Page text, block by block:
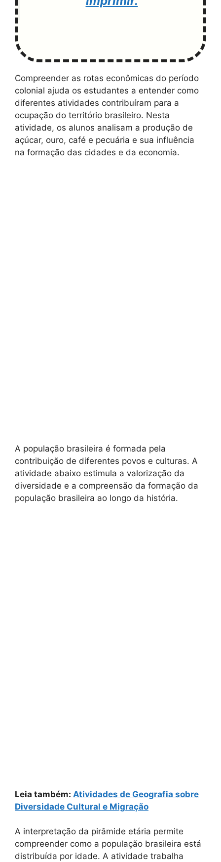
Compreender as rotas econômicas do período
colonial ajuda os estudantes a entender como
diferentes atividades contribuíram para a
ocupação do território brasileiro. Nesta
atividade, os alunos analisam a produção de
açúcar, ouro, café e pecuária e sua influência
na formação das cidades e da economia.
A população brasileira é formada pela
contribuição de diferentes povos e culturas. A
atividade abaixo estimula a valorização da
diversidade e a compreensão da formação da
população brasileira ao longo da história.
Leia também: Atividades de Geografia sobre
Diversidade Cultural e Migração
A interpretação da pirâmide etária permite
compreender como a população brasileira está
distribuída por idade. A atividade trabalha